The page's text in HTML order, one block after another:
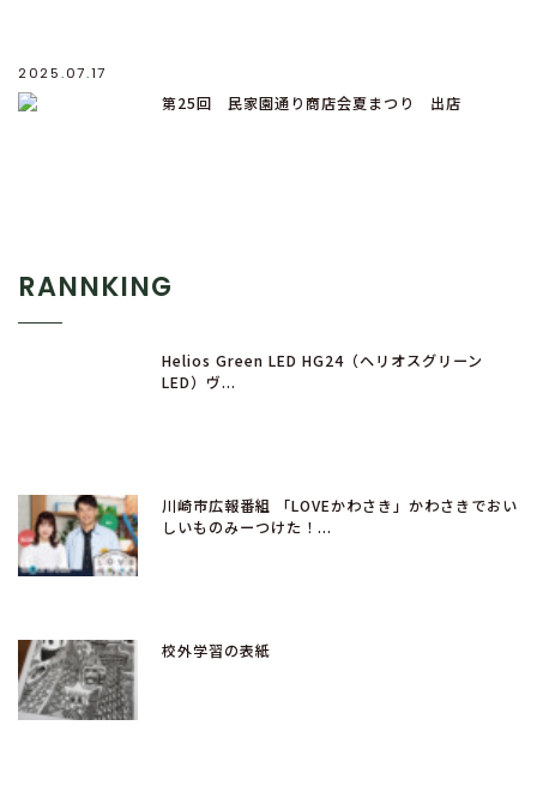
2025.07.17
第25回 民家園通り商店会夏まつり 出店
RANNKING
Helios Green LED HG24（ヘリオスグリーン
LED）ヴ...
川崎市広報番組 「LOVEかわさき」かわさきでおい
しいものみーつけた！...
校外学習の表紙